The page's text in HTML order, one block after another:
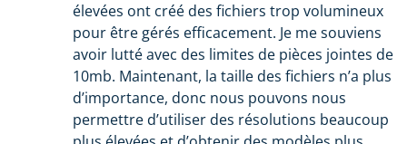
élevées ont créé des fichiers trop volumineux
pour être gérés efficacement. Je me souviens
avoir lutté avec des limites de pièces jointes de
10mb. Maintenant, la taille des fichiers n’a plus
d’importance, donc nous pouvons nous
permettre d’utiliser des résolutions beaucoup